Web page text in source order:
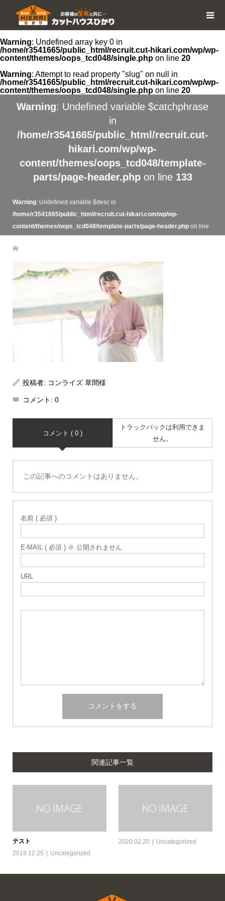
Warning: Undefined array key 0 in
/home/r3541665/public_html/recruit.cut-hikari.com/wp/wp-
content/themes/oops_tcd048/single.php on line 20
Warning: Attempt to read property "slug" on null in
/home/r3541665/public_html/recruit.cut-hikari.com/wp/wp-
content/themes/oops_tcd048/single.php on line 20
Warning: Undefined variable $catchphrase
in
/home/r3541665/public_html/recruit.cut-
hikari.com/wp/wp-
content/themes/oops_tcd048/template-
parts/page-header.phpon line 133
Warning: Undefined variable $desc in
/home/r3541665/public_html/recruit.cut-hikari.com/wp/wp-
content/themes/oops_tcd048/template-parts/page-header.phpon line
投稿者: コンライズ 草間様
コメント: 0
コメント ( 0 )
トラックバックは利用できま
せん。
この記事へのコメントはありません。
名前 ( 必須 )
E-MAIL ( 必須 ) ※ 公開されません
URL
関連記事一覧
テスト
2019.12.25
Uncategorized
2020.02.20 Uncategorized